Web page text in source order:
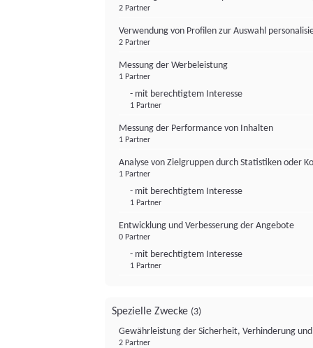
2 Partner
Verwendung von Profilen zur Auswahl
2 Partner
Messung der Werbeleistung
1 Partner
- mit berechtigtem Interesse
1 Partner
Messung der Performance von Inhalten
1 Partner
Analyse von Zielgruppen durch Statistiken oder
1 Partner
- mit berechtigtem Interesse
1 Partner
Entwicklung und Verbesserung der Angebote
0 Partner
- mit berechtigtem Interesse
1 Partner
Spezielle Zwecke (3)
Gewährleistung der Sicherheit, Verhinderung
2 Partner